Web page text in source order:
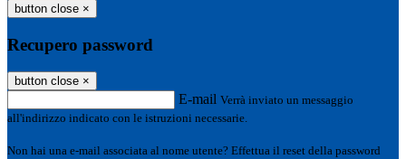
button close ×
Recupero password
button close ×
E-mail Verrà inviato un messaggio
all'indirizzo indicato con le istruzioni necessarie.
Non hai una e-mail associata al nome utente? Effettua il reset della password